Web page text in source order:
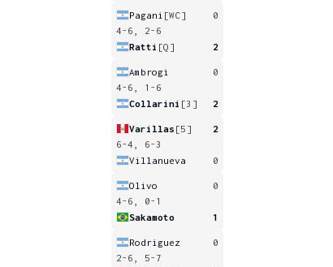
Pagani [WC]
0
4-6, 2-6
Ratti [Q] 2
Ambrogi
0
4-6, 1-6
Collarini [3] 2
Varillas [5]
2
6-4, 6-3
Villanueva
0
Olivo
0
4-6, 0-1
Sakamoto
1
Rodriguez
0
2-6, 5-7